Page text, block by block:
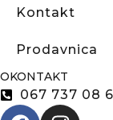
Kontakt
Prodavnica
OKONTAKT
067 737 08